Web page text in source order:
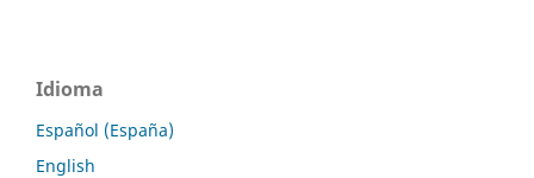
Idioma
Español (España)
English